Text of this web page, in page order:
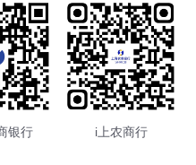
银行 i上农商行